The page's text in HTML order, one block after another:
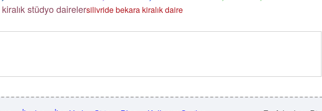
stüdyo dairelersilivride bekara kiralık daire